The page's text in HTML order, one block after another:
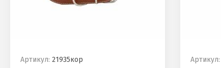
Артикул: 21935кор Артикул: